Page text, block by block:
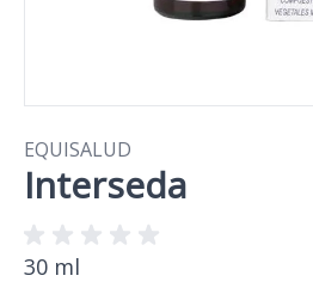
EQUISALUD
Interseda
30 ml